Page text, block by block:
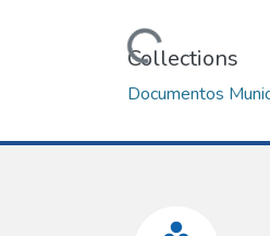
Loading...
Collections
Documentos